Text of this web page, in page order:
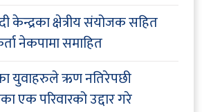
केन्द्रका क्षेत्रीय संयोजक सहित
नेकपामा समाहित
युवाहरुले ऋण नतिरेपछी
एक परिवारको उद्दार गरे